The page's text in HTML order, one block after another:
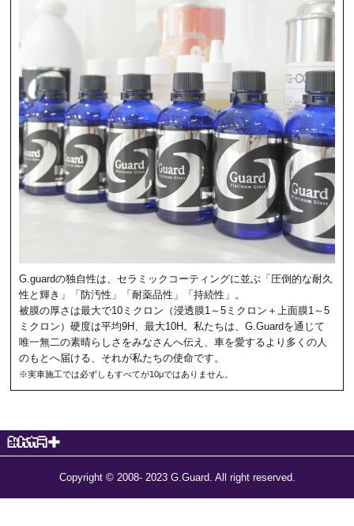
G.guardの独自性は、セラミックコーティングに並ぶ「圧倒的な耐久
性と輝き」「防汚性」「耐薬品性」「持続性」。
被膜の厚さは最大で10ミクロン（浸透膜1～5ミクロン＋上面膜1～5
ミクロン）硬度は平均9H、最大10H。私たちは、G.Guardを通じて
唯一無二の素晴らしさをみなさんへ伝え、車を愛するより多くの人
のもとへ届ける、それが私たちの使命です。
※実車施工では必ずしもすべてが10μではありません。
Copyright © 2008- 2023 G.Guard. All right reserved.